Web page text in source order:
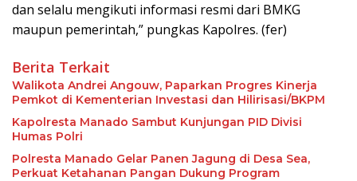
dan selalu mengikuti informasi resmi dari BMKG
maupun pemerintah,” pungkas Kapolres. (fer)
Berita Terkait
Walikota Andrei Angouw, Paparkan Progres Kinerja
Pemkot di Kementerian Investasi dan Hilirisasi/BKPM
Kapolresta Manado Sambut Kunjungan PID Divisi
Humas Polri
Polresta Manado Gelar Panen Jagung di Desa Sea,
Perkuat Ketahanan Pangan Dukung Program